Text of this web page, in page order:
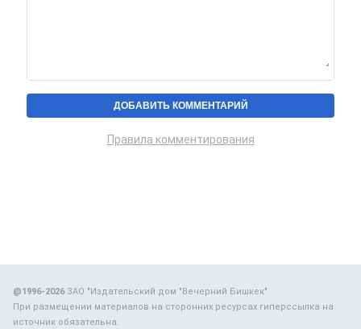
Правила комментирования
@1996-2026ЗАО "Издательский дом "Вечерний Бишкек"
При размещении материалов на сторонних ресурсах гиперссылка на
источник обязательна.